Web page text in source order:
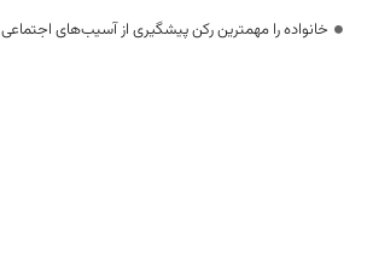
خانواده را مهمترین رکن پیشگیری از آسیب‌های اجتماعی